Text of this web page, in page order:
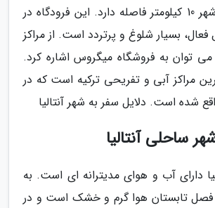
این شهر از مرکز شهر 10 کیلومتر فاصله دارد. این فرودگاه در
بسیار شلوغ و پرتردد است. از مراکز
می توان به فروشگاه میگروس اشاره کرد.
مراکز آبی و تفریحی ترکیه است که در
شده است. دلایل سفر به شهر آنتالیا
ساحلی آنتالیا
دارای آب و هوای مدیترانه ای است. به
فصل تابستان هوا گرم و خشک است و در